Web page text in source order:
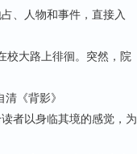
、人物和事件，直接入
大路上徘徊。突然，院
《背影》
者以身临其境的感觉，为